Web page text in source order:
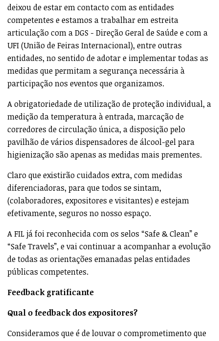
deixou de estar em contacto com as entidades
competentes e estamos a trabalhar em estreita
articulação com a DGS - Direção Geral de Saúde e com a
UFI (União de Feiras Internacional), entre outras
entidades, no sentido de adotar e implementar todas as
medidas que permitam a segurança necessária à
participação nos eventos que organizamos.
A obrigatoriedade de utilização de proteção individual, a
medição da temperatura à entrada, marcação de
corredores de circulação única, a disposição pelo
pavilhão de vários dispensadores de álcool-gel para
higienização são apenas as medidas mais prementes.
Claro que existirão cuidados extra, com medidas
diferenciadoras, para que todos se sintam,
(colaboradores, expositores e visitantes) e estejam
efetivamente, seguros no nosso espaço.
A FIL já foi reconhecida com os selos “Safe & Clean” e
“Safe Travels”, e vai continuar a acompanhar a evolução
de todas as orientações emanadas pelas entidades
públicas competentes.
Feedback gratificante
Qual o feedback dos expositores?
Consideramos que é de louvar o comprometimento que